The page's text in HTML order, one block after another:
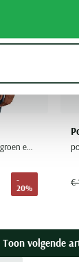
polo Slim Fit slim fit gifgroen effen katoen
-
20%
€
Toon volgende